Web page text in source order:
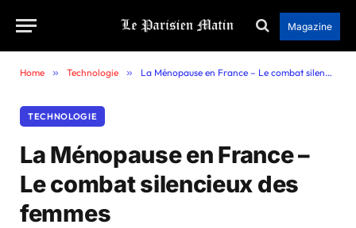
Magazine
Home » Technologie » La Ménopause en France – Le combat silencieux des femmes
TECHNOLOGIE
La Ménopause en France –
Le combat silencieux des
femmes